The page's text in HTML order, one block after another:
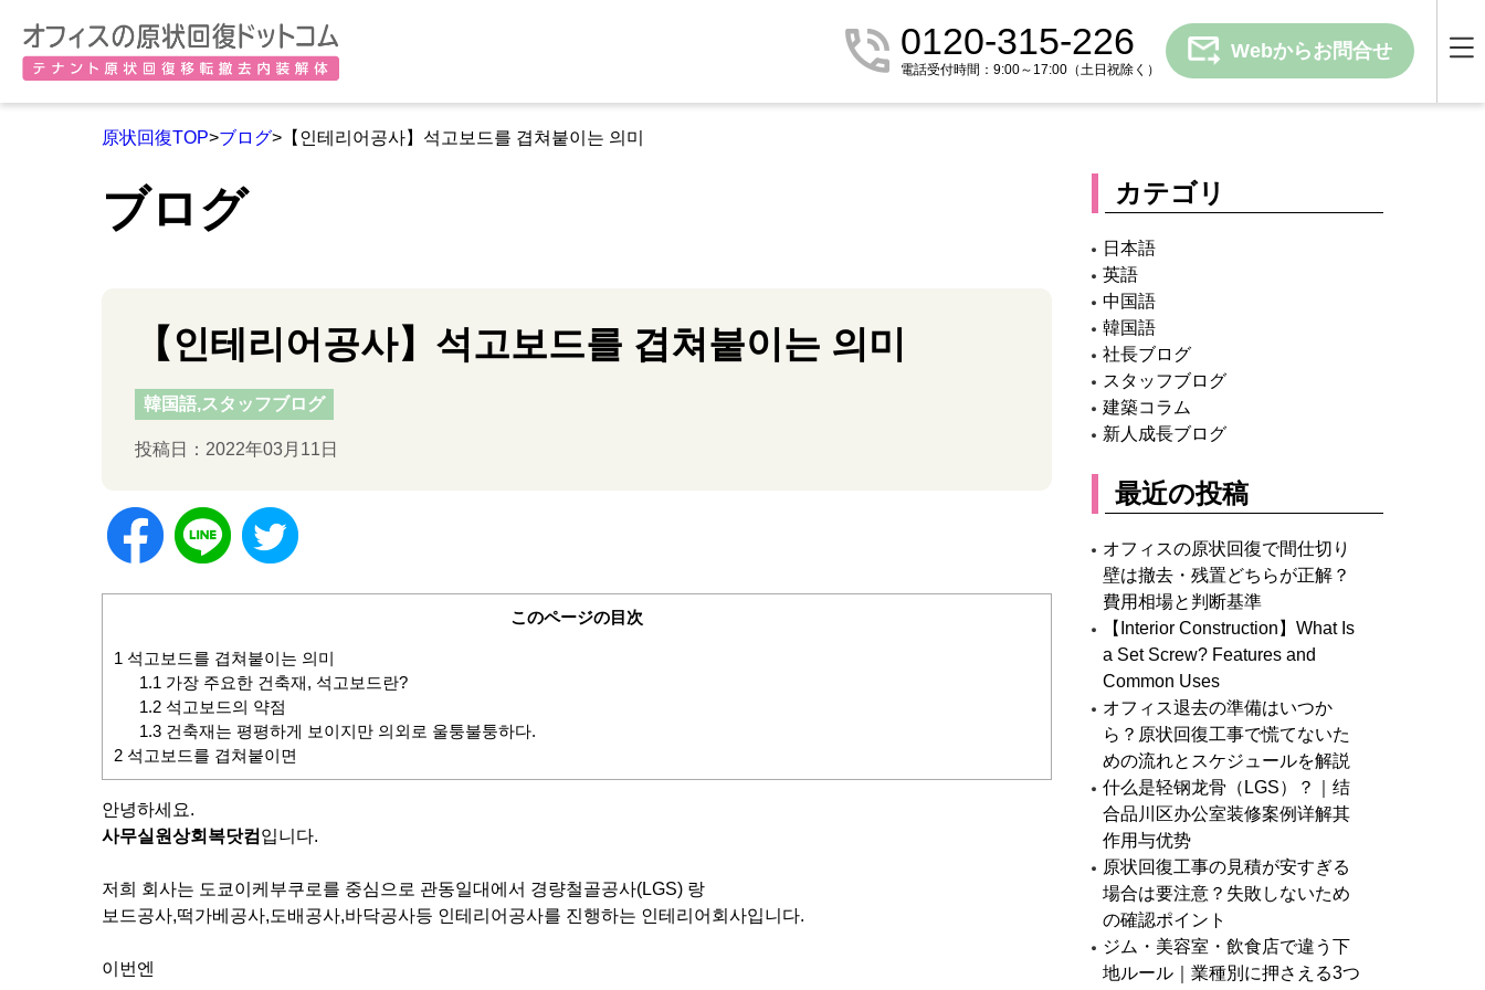
0120-315-226
電話受付時間：9:00～17:00 （土日祝除く）
Webからお問合せ
原状回復TOP>ブログ>【인테리어공사】석고보드를 겹쳐붙이는 의미
ブログ
【인테리어공사】석고보드를 겹쳐붙이는 의미
韓国語,スタッフブログ
投稿日：2022年03月11日
このページの目次
1 석고보드를 겹쳐붙이는 의미
1.1 가장 주요한 건축재, 석고보드란?
1.2석고보드의 약점
1.3건축재는 평평하게 보이지만 의외로 울퉁불퉁하다.
2 석고보드를 겹쳐붙이면
안녕하세요.
사무실원상회복닷컴 입니다.
저희 회사는 도쿄이케부쿠로를 중심으로 관동일대에서 경량철골공사(LGS) 랑
보드공사,떡가베공사,도배공사,바닥공사등 인테리어공사를 진행하는 인테리어회사입니다.
이번엔
カテゴリ
日本語
英語
中国語
韓国語
社長ブログ
スタッフブログ
建築コラム
新人成長ブログ
最近の投稿
オフィスの原状回復で間仕切り
壁は撤去・残置どちらが正解？
費用相場と判断基準
【Interior Construction】What Is
a Set Screw? Features and
Common Uses
オフィス退去の準備はいつか
ら？原状回復工事で慌てないた
めの流れとスケジュールを解説
什么是轻钢龙骨（LGS）？｜结
合品川区办公室装修案例详解其
作用与优势
原状回復工事の見積が安すぎる
場合は要注意？失敗しないため
の確認ポイント
ジム・美容室・飲食店で違う下
地ルール｜業種別に押さえる3つ